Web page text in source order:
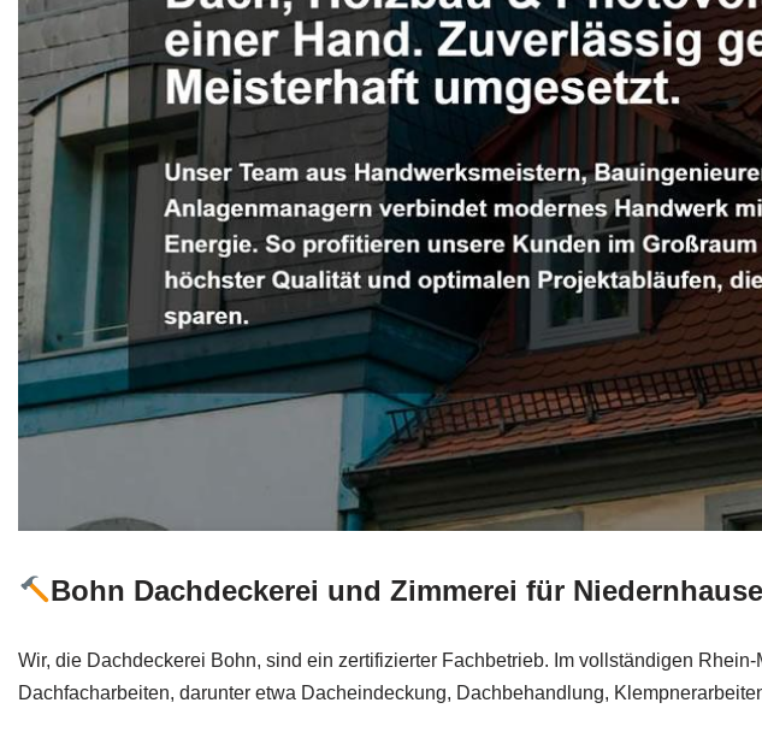
Bohn Dachdeckerei und Zimmerei für
Wir, die Dachdeckerei Bohn, sind ein zertifizierter Fachbetrieb. Im vollständigen
Dachfacharbeiten, darunter etwa Dacheindeckung, Dachbehandlung,